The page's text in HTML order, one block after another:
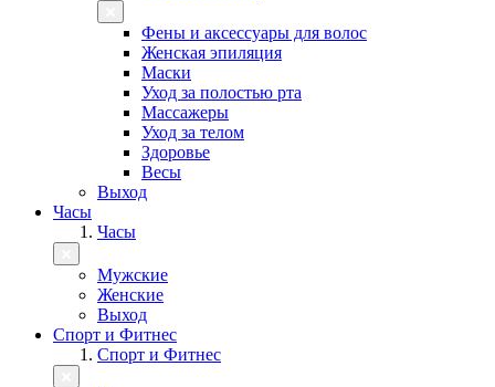
Фены и аксессуары для волос
Женская эпиляция
Маски
Уход за полостью рта
Массажеры
Уход за телом
Здоровье
Весы
Выход
Часы
Часы
Мужские
Женские
Выход
Спорт и Фитнес
Спорт и Фитнес